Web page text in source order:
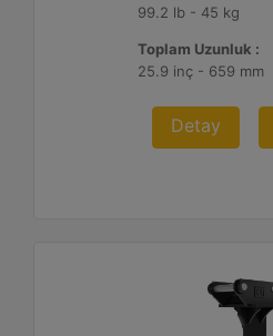
99.2 lb - 45 kg
Toplam Uzunluk :
25.9 inç - 659 mm
Detay